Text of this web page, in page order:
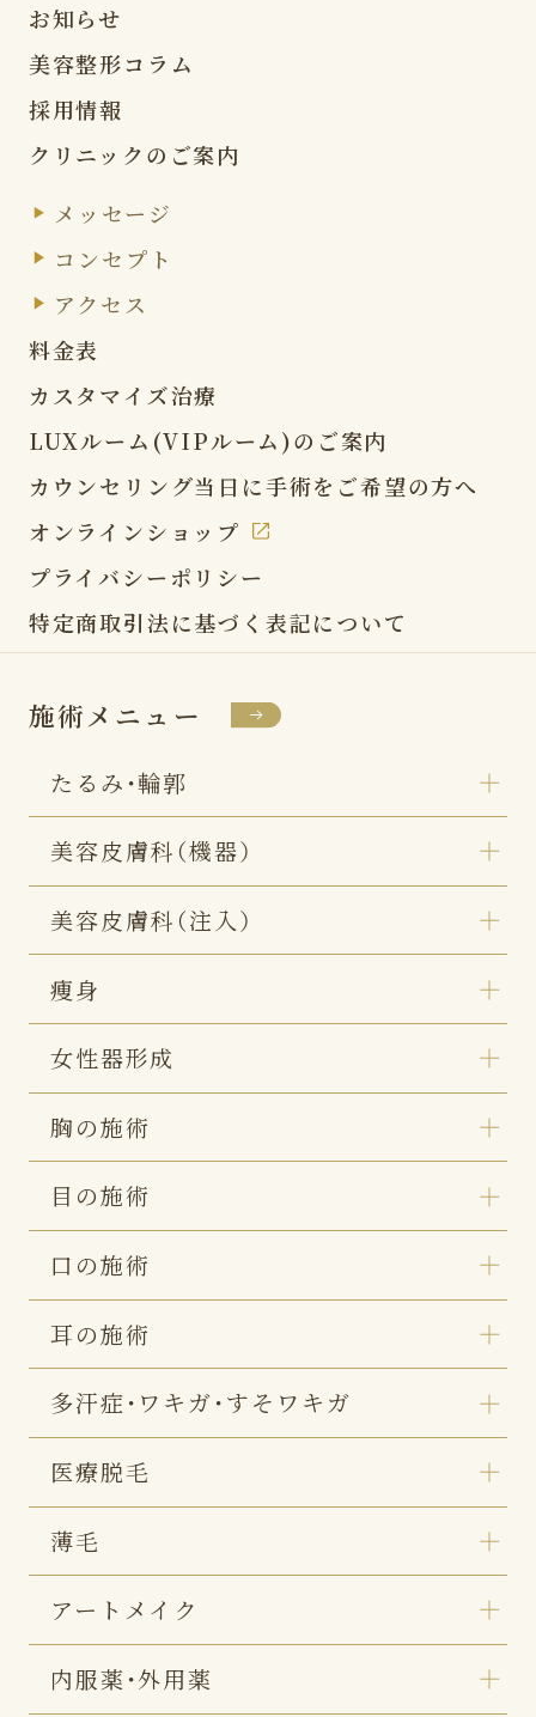
お知らせ
美容整形コラム
採用情報
クリニックのご案内
メッセージ
コンセプト
アクセス
料金表
カスタマイズ治療
LUXルーム(VIPルーム)の ご案内
カウンセリング当日に手術をご希望の方へ
オンラインショップ
プライバシーポリシー
特定商取引法に基づく表記について
施術メニュー
たるみ・輪郭
美容皮膚科（機器）
美容皮膚科（注入）
痩身
女性器形成
胸の施術
目の施術
口の施術
耳の施術
多汗症・ワキガ・すそワキガ
医療脱毛
薄毛
アートメイク
内服薬・外用薬